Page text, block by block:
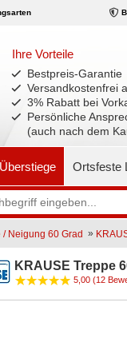
Ihre Vorteile
Bestpreis-Garantie
Versandkostenfrei
3% Rabatt bei
Persönliche
(auch nach dem
Ortsfeste
/ Neigung 60 Grad »
KRAUSE Treppe
5,00 (12